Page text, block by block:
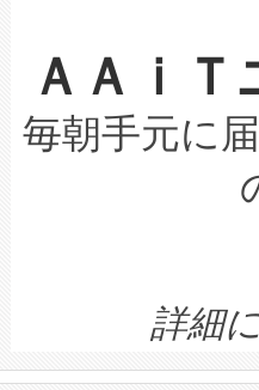
取得できる
設には、3億
最高経営責任
す。「当社
ームを利用
きます。こ
限を超えて
持できるよ
ービスレベル
テリー性能
念は、現在
ます。
quality and
BESS stack
なレーザー
な環境下で
キロメートル
LiDAR for
は1535 nm
イズの小径
す。ノーマ
ートル先まで
ＡＡｉ
毎朝手元に
詳細